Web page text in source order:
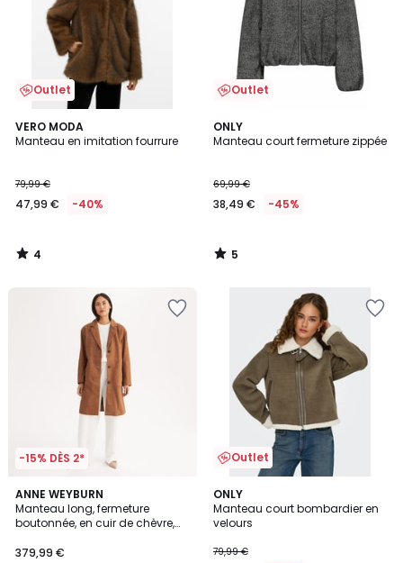
Outlet
VERO MODA
Manteau en imitation fourrure
79,99 €
47,99 € -40%
4
/
4
/
Outlet
ONLY
Manteau court fermeture zippée
69,99 €
38,49 € -45%
5
/
5
/
-15% DÈS 2*
ANNE WEYBURN
Manteau long, fermeture
boutonnée, en cuir de chèvre,
379,99 €
5
/
5
Outlet
ONLY
Manteau court bombardier en
velours
79,99 €
4,5
/ 5